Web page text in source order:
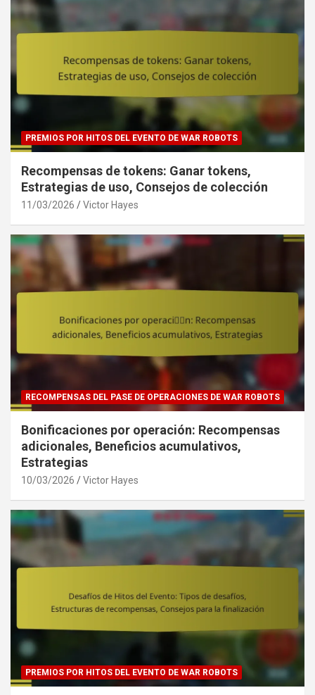
PREMIOS POR HITOS DEL EVENTO DE WAR ROBOTS
Recompensas de tokens: Ganar tokens,
Estrategias de uso, Consejos de colección
11/03/2026 Victor Hayes
RECOMPENSAS DEL PASE DE OPERACIONES DE WAR ROBOTS
Bonificaciones por operación: Recompensas
adicionales, Beneficios acumulativos,
Estrategias
10/03/2026 Victor Hayes
PREMIOS POR HITOS DEL EVENTO DE WAR ROBOTS